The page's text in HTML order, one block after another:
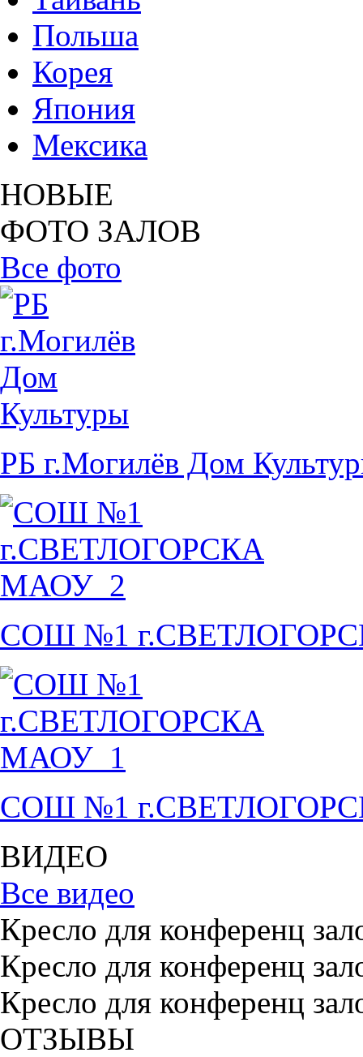
Польша
Корея
Япония
Мексика
НОВЫЕ
ФОТО ЗАЛОВ
Все фото
РБ г.Могилёв Дом
СОШ №1
СОШ №1
ВИДЕО
Все видео
Кресло для конференц
Кресло для конференц
Кресло для конференц
ОТЗЫВЫ